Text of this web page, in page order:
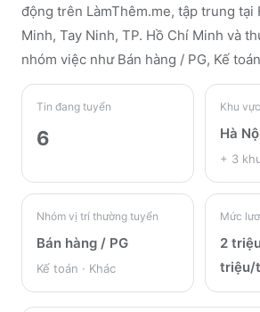
động trên LàmThêm.me, tập trung tại
Minh, Tay Ninh, TP. Hồ Chí Minh và
nhóm việc như Bán hàng / PG, Kế
Tin đang tuyển
6
Khu
Hà
+ 3
Nhóm vị trí thường tuyển
Bán hàng / PG
Kế toán · Khác
Mức
2
triệu/